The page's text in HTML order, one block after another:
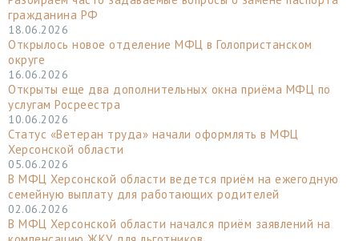
гражданина РФ
18.06.2026
Открылось новое отделение МФЦ в Голопристанском
округе
16.06.2026
Открыты еще два дополнительных окна приёма МФЦ по
услугам Росреестра
10.06.2026
Статус «Ветеран труда» начали оформлять в МФЦ
Херсонской области
05.06.2026
В МФЦ Херсонской области ведется приём на ежегодную
семейную выплату для работающих родителей
02.06.2026
В МФЦ Херсонской области начался приём заявлений на